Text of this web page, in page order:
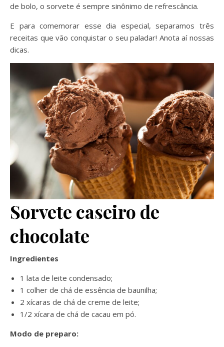
de bolo, o sorvete é sempre sinônimo de refrescância.
E para comemorar esse dia especial, separamos três
receitas que vão conquistar o seu paladar! Anota aí nossas
dicas.
Sorvete caseiro de
chocolate
Ingredientes
1 lata de leite condensado;
1 colher de chá de essência de baunilha;
2 xícaras de chá de creme de leite;
1/2 xícara de chá de cacau em pó.
Modo de preparo: